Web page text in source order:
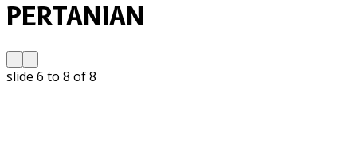
PERTANIAN
slide 6 to 8 of 8